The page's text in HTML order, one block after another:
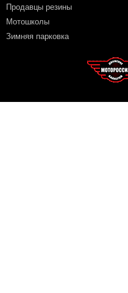
Продавцы резины
Мотошколы
Зимняя парковка